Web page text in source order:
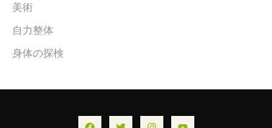
美術
自力整体
身体の探検